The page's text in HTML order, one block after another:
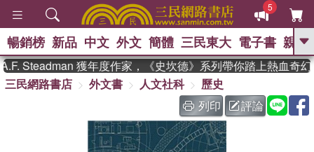
5
GO
熱搜： 東野圭吾 、
、 如果歷史是一群喵 、 暑期
國際布克獎 臺灣漫遊錄 、 方
念華
、 台灣的李登輝時代
孩：黎曼猜想 、 偉大的迷走神經
暢銷榜 新品 中文 外文 簡體 三民東大 電子書 親子
Steadman 獲年度作家，《史坎德》系列帶你踏上熱血奇幻
三民網路書店
外文書 人文社科
歷史
列印
評論